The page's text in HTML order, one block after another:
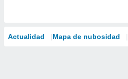
Actualidad Mapa de nubosidad